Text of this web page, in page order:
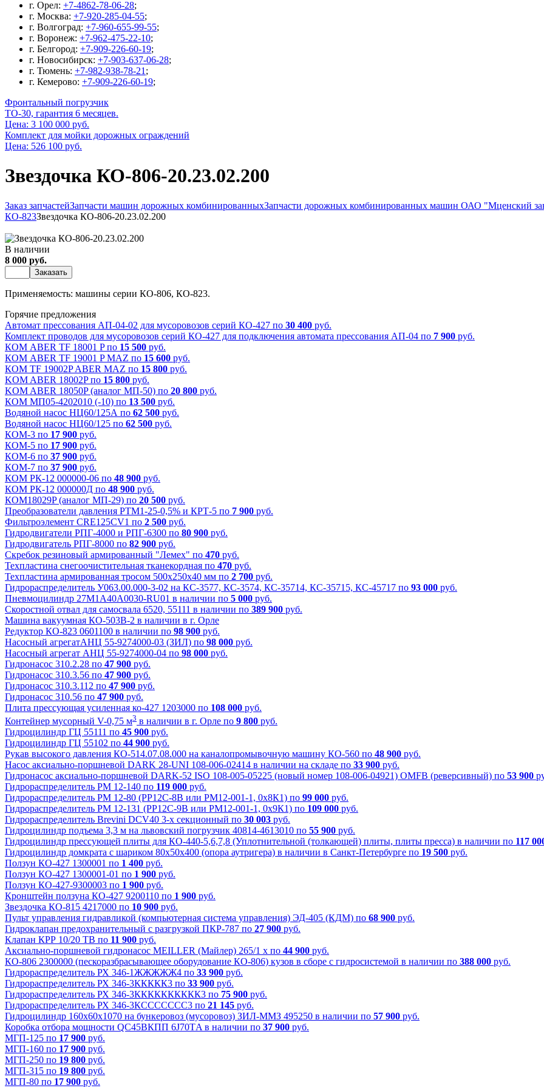
г. Орел: +7-4862-78-06-28;
г. Москва: +7-920-285-04-55;
г. Волгоград: +7-960-655-99-55;
г. Воронеж: +7-962-475-22-10;
г. Белгород: +7-909-226-60-19;
г. Новосибирск: +7-903-637-06-28;
г. Тюмень: +7-982-938-78-21 ;
г. Кемерово: +7-909-226-60-19;
Фронтальный погрузчик
ТО-30, гарантия 6 месяцев.
Цена: 3 100 000 руб.
Комплект для мойки дорожных ограждений
Цена: 526 100 руб.
Звездочка КО-806-20.23.02.200
Заказ запчастейЗапчасти машин дорожных комбинированныхЗапчасти дорожных комбинированных машин ОАО "Мценский
КО-823Звездочка КО-806-20.23.02.200
В наличии
8 000 руб.
Применяемость: машины серии КО-806, КО-823.
Горячие предложения
Автомат прессования АП-04-02 для мусоровозов серий КО-427 по 30 400 руб.
Комплект проводов для мусоровозов серий КО-427 для подключения автомата прессования АП-04 по 7 900 руб.
КОМ ABER TF 18001 P по 15 500 руб.
КОМ АBER TF 19001 P MAZ по 15 600 руб.
КОМ TF 19002P ABER MAZ по 15 800 руб.
KOM ABER 18002P по 15 800 руб.
KOM ABER 18050P (аналог МП-50) по 20 800 руб.
КОМ МП05-4202010 (-10) по 13 500 руб.
Водяной насос НЦ60/125А по 62 500 руб.
Водяной насос НЦ60/125 по 62 500 руб.
КОМ-3 по 17 900 руб.
КОМ-5 по 17 900 руб.
КОМ-6 по 37 900 руб.
КОМ-7 по 37 900 руб.
КОМ РК-12 000000-06 по 48 900 руб.
КОМ РК-12 000000Д по 48 900 руб.
КОМ18029P (аналог МП-29) по 20 500 руб.
Преобразователи давления РТМ1-25-0,5% и КРТ-5 по 7 900 руб.
Фильтроэлемент CRE125CV1 по 2 500 руб.
Гидродвигатели РПГ-4000 и РПГ-6300 по 80 900 руб.
Гидродвигатель РПГ-8000 по 82 900 руб.
Скребок резиновый армированный "Лемех" по 470 руб.
Техпластина снегоочистительная тканекордная по 470 руб.
Техпластина армированная тросом 500x250x40 мм по 2 700 руб.
Гидрораспределитель У063.00.000-3-02 на КС-3577, КС-3574, КС-35714, КС-35715, КС-45717 по 93 000 руб.
Пневмоцилиндр 27М1А40А0030-RU01 в наличии по 5 000 руб.
Скоростной отвал для самосвала 6520, 55111 в наличии по 389 900 руб.
Машина вакуумная КО-503В-2 в наличии в г. Орле
Редуктор КО-823 0601100 в наличии по 98 900 руб.
Насосный агрегатАНЦ 55-9274000-03 (ЗИЛ) по 98 000 руб.
Насосный агрегат АНЦ 55-9274000-04 по 98 000 руб.
Гидронасос 310.2.28 по 47 900 руб.
Гидронасос 310.3.56 по 47 900 руб.
Гидронасос 310.3.112 по 47 900 руб.
Гидронасос 310.56 по 47 900 руб.
Плита прессующая усиленная ко-427 1203000 по 108 000 руб.
Контейнер мусорный V-0,75 м3 в наличии в г. Орле по 9 800 руб.
Гидроцилиндр ГЦ 55111 по 45 900 руб.
Гидроцилиндр ГЦ 55102 по 44 900 руб.
Рукав высокого давления КО-514.07.08.000 на каналопромывочную машину КО-560 по 48 900 руб.
Насос аксиально-поршневой DARK 28-UNI 108-006-02414 в наличии на складе по 33 900 руб.
Гидронасос аксиально-поршневой DARK-52 ISO 108-005-05225 (новый номер 108-006-04921) OMFB (реверсивный) по 53 900
Гидрораспределитель РМ 12-140 по 119 000 руб.
Гидрораспределитель РМ 12-80 (РР12С-8В или РМ12-001-1, 0х8К1) по 99 000 руб.
Гидрораспределитель РМ 12-131 (РР12С-9В или РМ12-001-1, 0х9К1) по 109 000 руб.
Гидрораспределитель Brevini DCV40 3-х секционный по 30 003 руб.
Гидроцилиндр подъема 3,3 м на львовский погрузчик 40814-4613010 по 55 900 руб.
Гидроцилиндр прессующей плиты для КО-440-5,6,7,8 (Уплотнительной (толкающей) плиты, плиты пресса) в наличии по 117
Гидроцилиндр домкрата с шариком 80х50х400 (опора аутригера) в наличии в Санкт-Петербурге по 19 500 руб.
Ползун КО-427 1300001 по 1 400 руб.
Ползун КО-427 1300001-01 по 1 900 руб.
Ползун КО-427-9300003 по 1 900 руб.
Кронштейн ползуна КО-427 9200110 по 1 900 руб.
Звездочка КО-815 4217000 по 10 900 руб.
Пульт управления гидравликой (компьютерная система управления) ЭД-405 (КДМ) по 68 900 руб.
Гидроклапан предохранительный с разгрузкой ПКР-787 по 27 900 руб.
Клапан КРР 10/20 ТВ по 11 900 руб.
Аксиально-поршневой гидронасос MEILLER (Майлер) 265/1 х по 44 900 руб.
КО-806 2300000 (пескоразбрасывающее оборудование КО-806) кузов в сборе с гидросистемой в наличии по 388 000 руб.
Гидрораспределитель РХ 346-1ЖЖЖЖЖ4 по 33 900 руб.
Гидрораспределитель РХ 346-3ККККК3 по 33 900 руб.
Гидрораспределитель РХ 346-3КККККККККК3 по 75 900 руб.
Гидрораспределитель РХ 346-3КССССССС3 по 21 145 руб.
Гидроцилиндр 160х60х1070 на бункеровоз (мусоровоз) ЗИЛ-ММЗ 495250 в наличии по 57 900 руб.
Коробка отбора мощности QC45BКПП 6J70ТA в наличии по 37 900 руб.
МГП-125 по 17 900 руб.
МГП-160 по 17 900 руб.
МГП-250 по 19 800 руб.
МГП-315 по 19 800 руб.
МГП-80 по 17 900 руб.